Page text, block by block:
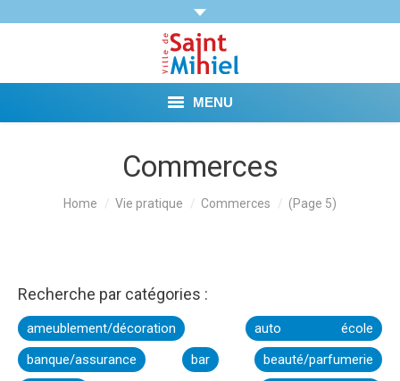
MENU
Agenda
Vie municipale
Loisirs
Tourisme et Mémoire
Commerces
You are here:
Home Vie pratique Commerces (Page 5)
Recherche par catégories :
ameublement/décoration
auto école
banque/assurance
bar
beauté/parfumerie